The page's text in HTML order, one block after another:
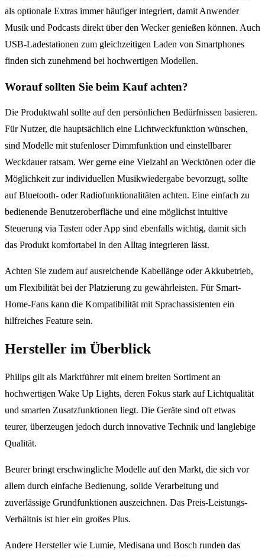
als optionale Extras immer häufiger integriert, damit Anwender
Musik und Podcasts direkt über den Wecker genießen können. Auch
USB-Ladestationen zum gleichzeitigen Laden von Smartphones
finden sich zunehmend bei hochwertigen Modellen.
Worauf sollten Sie beim Kauf achten?
Die Produktwahl sollte auf den persönlichen Bedürfnissen basieren.
Für Nutzer, die hauptsächlich eine Lichtweckfunktion wünschen,
sind Modelle mit stufenloser Dimmfunktion und einstellbarer
Weckdauer ratsam. Wer gerne eine Vielzahl an Wecktönen oder die
Möglichkeit zur individuellen Musikwiedergabe bevorzugt, sollte
auf Bluetooth- oder Radiofunktionalitäten achten. Eine einfach zu
bedienende Benutzeroberfläche und eine möglichst intuitive
Steuerung via Tasten oder App sind ebenfalls wichtig, damit sich
das Produkt komfortabel in den Alltag integrieren lässt.
Achten Sie zudem auf ausreichende Kabellänge oder Akkubetrieb,
um Flexibilität bei der Platzierung zu gewährleisten. Für Smart-
Home-Fans kann die Kompatibilität mit Sprachassistenten ein
hilfreiches Feature sein.
Hersteller im Überblick
Philips gilt als Marktführer mit einem breiten Sortiment an
hochwertigen Wake Up Lights, deren Fokus stark auf Lichtqualität
und smarten Zusatzfunktionen liegt. Die Geräte sind oft etwas
teurer, überzeugen jedoch durch innovative Technik und langlebige
Qualität.
Beurer bringt erschwingliche Modelle auf den Markt, die sich vor
allem durch einfache Bedienung, solide Verarbeitung und
zuverlässige Grundfunktionen auszeichnen. Das Preis-Leistungs-
Verhältnis ist hier ein großes Plus.
Andere Hersteller wie Lumie, Medisana und Bosch runden das